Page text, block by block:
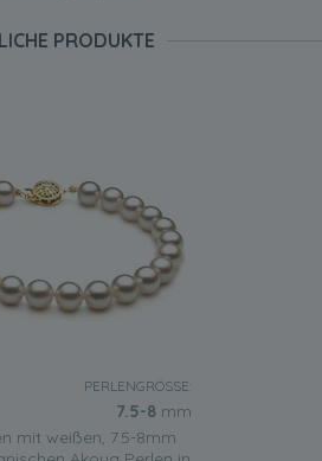
PRODUKTE
PERLENGRÖSSE:
7.5-8 mm
mit weißen, 7.5-8mm